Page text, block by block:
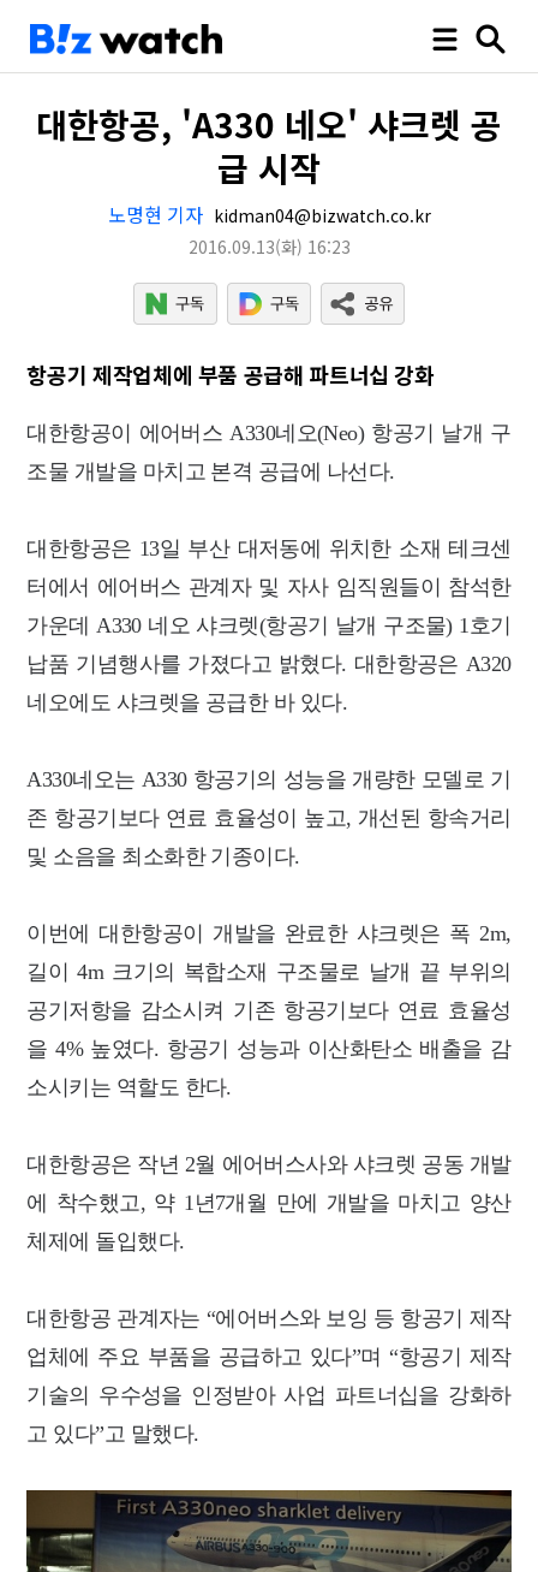
대한항공, 'A330 네오' 샤크렛 공
급 시작
노명현 기자 kidman04@bizwatch.co.kr
2016.09.13(화) 16:23
항공기 제작업체에 부품 공급해 파트너십 강화
대한항공이 에어버스 A330네오(Neo) 항공기 날개 구
조물 개발을 마치고 본격 공급에 나선다.
대한항공은 13일 부산 대저동에 위치한 소재 테크센
터에서 에어버스 관계자 및 자사 임직원들이 참석한
가운데 A330 네오 샤크렛(항공기 날개 구조물) 1호기
납품 기념행사를 가졌다고 밝혔다. 대한항공은 A320
네오에도 샤크렛을 공급한 바 있다.
A330네오는 A330 항공기의 성능을 개량한 모델로 기
존 항공기보다 연료 효율성이 높고, 개선된 항속거리
및 소음을 최소화한 기종이다.
이번에 대한항공이 개발을 완료한 샤크렛은 폭 2m,
길이 4m 크기의 복합소재 구조물로 날개 끝 부위의
공기저항을 감소시켜 기존 항공기보다 연료 효율성
을 4% 높였다. 항공기 성능과 이산화탄소 배출을 감
소시키는 역할도 한다.
대한항공은 작년 2월 에어버스사와 샤크렛 공동 개발
에 착수했고, 약 1년7개월 만에 개발을 마치고 양산
체제에 돌입했다.
대한항공 관계자는 “에어버스와 보잉 등 항공기 제작
업체에 주요 부품을 공급하고 있다”며 “항공기 제작
기술의 우수성을 인정받아 사업 파트너십을 강화하
고 있다”고 말했다.